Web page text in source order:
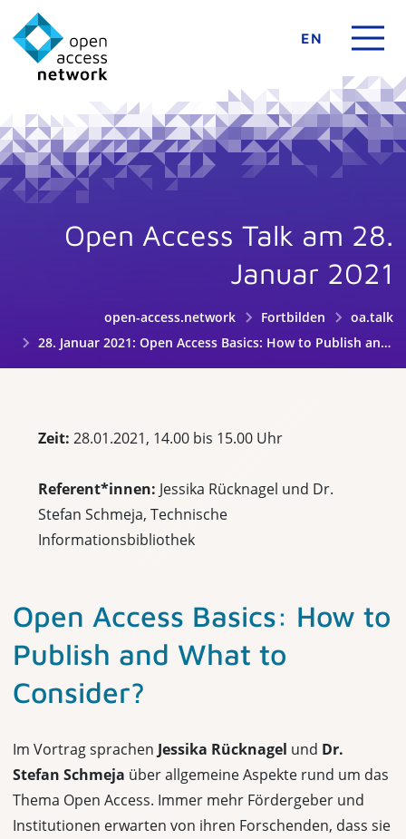
EN
Open Access Talk am 28.
Januar 2021
open-access.network Fortbilden
oa.talk
28. Januar 2021: Open Access Basics: How to Publish and What to Consider?
Zeit: 28.01.2021, 14.00 bis 15.00 Uhr
Referent*innen: Jessika Rücknagel und Dr.
Stefan Schmeja, Technische
Informationsbibliothek
Open Access Basics: How to
Publish and What to
Consider?
Im Vortrag sprachen Jessika Rücknagel und Dr.
Stefan Schmeja über allgemeine Aspekte rund um das
Thema Open Access. Immer mehr Fördergeber und
Institutionen erwarten von ihren Forschenden, dass sie